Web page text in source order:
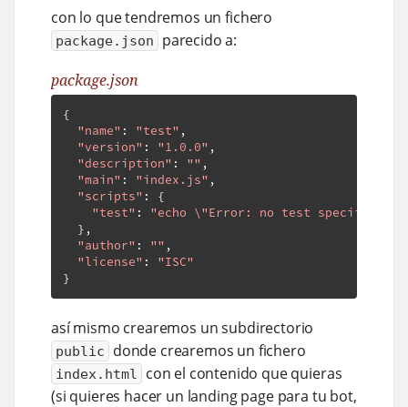
con lo que tendremos un fichero
package.json
parecido a:
package.json
{
"name" : "test" ,
"version" : "1.0.0" ,
"description" : "" ,
"main" : "index.js" ,
"scripts" :
{
"test" :
"echo \"Error: no test specified\"
},
"author" : "" ,
"license" :
"ISC"
}
así mismo crearemos un subdirectorio
public donde crearemos un fichero
index.html
con el contenido que quieras
(si quieres hacer un landing page para tu bot,